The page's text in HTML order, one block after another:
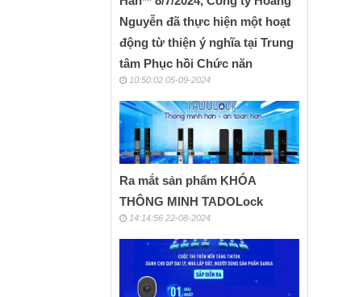
Nguyễn đã thực hiện một hoạt
động từ thiện ý nghĩa tại Trung
tâm Phục hồi Chức năn
10:50:02 05-09-2024
Ra mắt sản phẩm KHÓA
THÔNG MINH TADOLock
14:14:56 22-08-2024